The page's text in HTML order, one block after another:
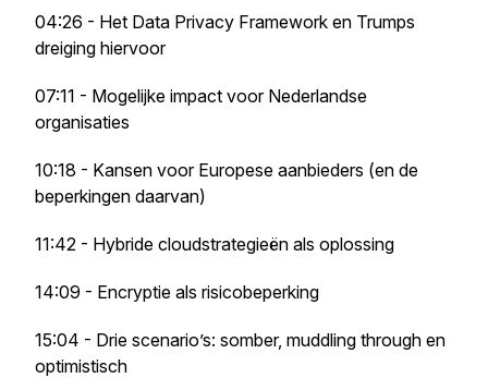
04:26 - Het Data Privacy Framework en Trumps
dreiging hiervoor
07:11 - Mogelijke impact voor Nederlandse
organisaties
10:18 - Kansen voor Europese aanbieders (en de
beperkingen daarvan)
11:42 - Hybride cloudstrategieën als oplossing
14:09 - Encryptie als risicobeperking
15:04 - Drie scenario’s: somber, muddling through en
optimistisch